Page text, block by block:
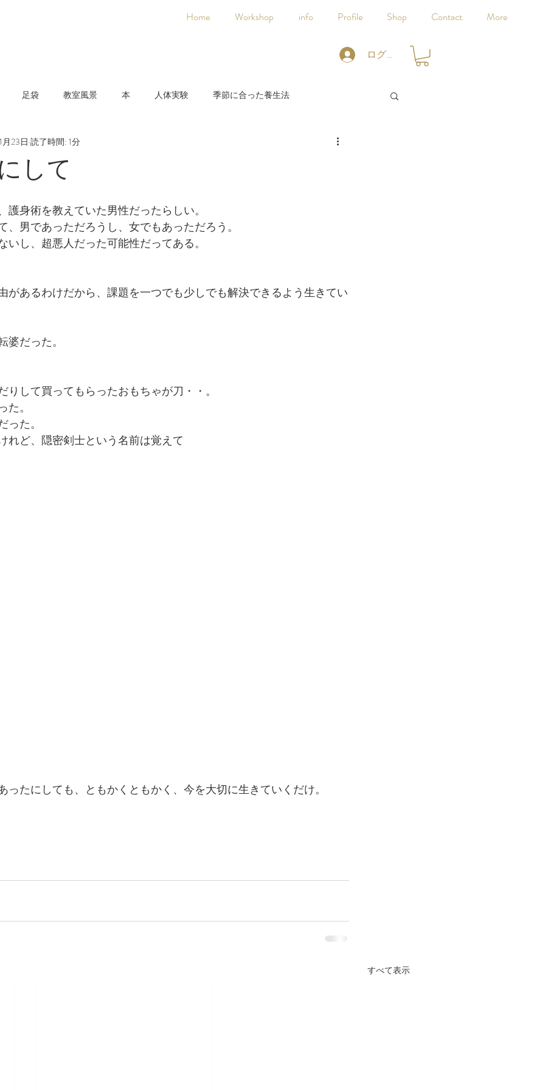
Home Workshop info Profile Shop Contact More
ログイン
足袋 教室風景 本 人体実験 季節に合った養生法
日本人に合った養生法
して
月23日 読了時間: 1分
護身術を教えていた男性だったらしい。
、男であっただろうし、女でもあっただろう。
いし、超悪人だった可能性だってある。
があるわけだから、課題を一つでも少しでも解決できるよう生きてい
だった。
りして買ってもらったおもちゃが刀・・。
。
た。
れど、隠密剣士という名前は覚えて
ったにしても、ともかくともかく、今を大切に生きていくだけ。
すべて表示